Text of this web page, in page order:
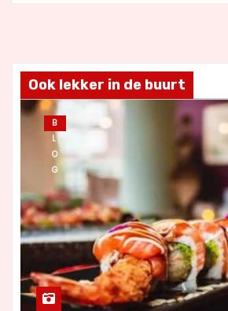
Ook lekker in de buurt
B
L
O
G